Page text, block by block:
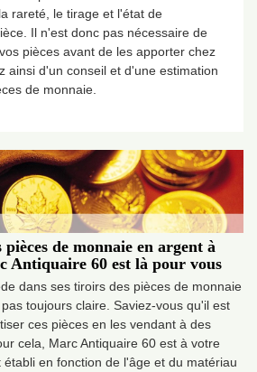
rareté, le tirage et l'état de
Il n'est donc pas nécessaire de
pièces avant de les apporter chez
ainsi d'un conseil et d'une estimation
de monnaie.
pièces de monnaie en argent à
Antiquaire 60 est là pour vous
dans ses tiroirs des pièces de monnaie
toujours claire. Saviez-vous qu'il est
ces pièces en les vendant à des
cela, Marc Antiquaire 60 est à votre
en fonction de l'âge et du matériau